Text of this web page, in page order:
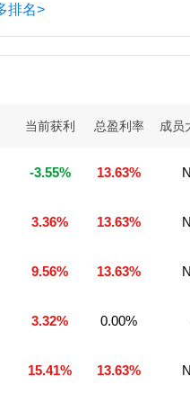
排名>
当前获利 总盈利率 成员
-3.55% 13.63%
3.36% 13.63%
9.56% 13.63%
3.32% 0.00%
15.41% 13.63%